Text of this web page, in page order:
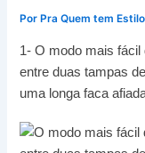
Por Pra Quem tem
1- O modo mais
entre duas tampas
uma longa faca